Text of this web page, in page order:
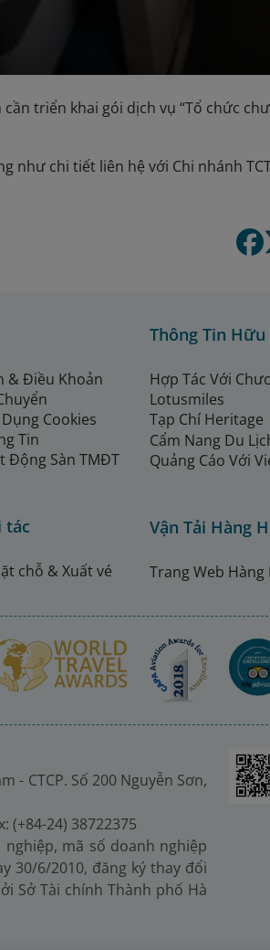
triển khai gói dịch vụ “Tổ chức
như chi tiết liên hệ với Chi nhánh
& Điều Khoản
Cookies
Tin
Động Sàn TMĐT
tác
chỗ & Xuất vé
Thông Tin Hữu
Hợp Tác Với
Lotusmiles
Tạp Chí Heritage
Cẩm Nang Du
Quảng Cáo Với
Vận Tải Hàng
Trang Web Hàng
- CTCP. Số 200 Nguyễn Sơn,
(+84-24) 38722375
mã số doanh nghiệp
30/6/2010, đăng ký thay đổi
Sở Tài chính Thành phố Hà